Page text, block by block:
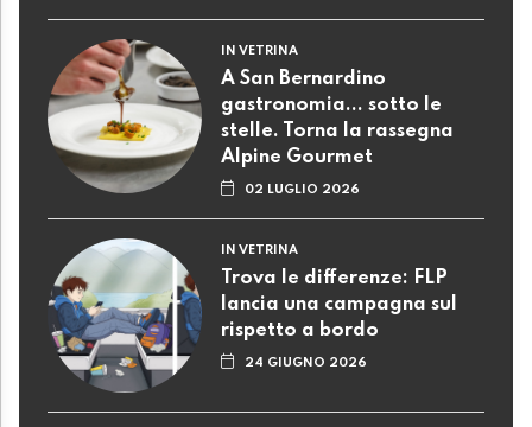
IN VETRINA
A San Bernardino
gastronomia... sotto le
stelle. Torna la rassegna
Alpine Gourmet
02 LUGLIO 2026
IN VETRINA
Trova le differenze: FLP
lancia una campagna sul
rispetto a bordo
24 GIUGNO 2026